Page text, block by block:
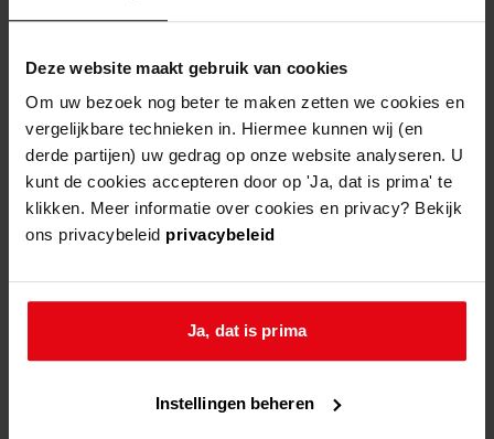
Deze website maakt gebruik van cookies
Om uw bezoek nog beter te maken zetten we cookies en
vergelijkbare technieken in. Hiermee kunnen wij (en
derde partijen) uw gedrag op onze website analyseren. U
kunt de cookies accepteren door op 'Ja, dat is prima' te
klikken. Meer informatie over cookies en privacy? Bekijk
ons privacybeleid privacybeleid
Ja, dat is prima
Instellingen beheren
wat is een getijdenboek?
Een getijdenboek is een soort gebedenboek dat
in de middeleeuwen zeer populair was. Het
bevatte een vaste reeks gebeden, psalmen en
liederen die op vaste tijdstippen werden
gebeden. Naast de dagelijkse gebeden bevatten
getijdenboeken vaak ook speciale gebeden voor
bijvoorbeeld Maria, de heiligen of voor de